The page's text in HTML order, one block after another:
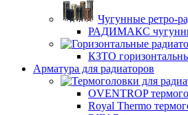
Чугунные ретро-
РАДИМАКС
КЗТО
Арматура для радиаторов
OVENTROP
Royal Thermo